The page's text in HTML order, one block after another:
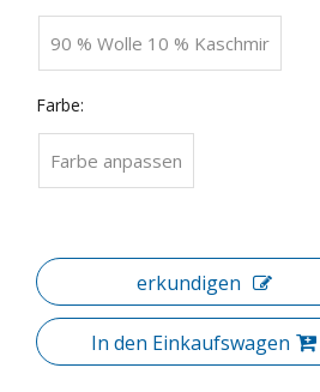
90 % Wolle 10 % Kaschmir
Farbe:
Farbe anpassen
erkundigen
In den Einkaufswagen